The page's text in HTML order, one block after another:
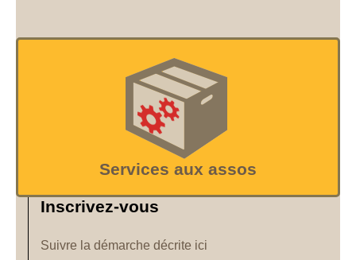
Services aux assos
Inscrivez-vous
Suivre la démarche décrite ici